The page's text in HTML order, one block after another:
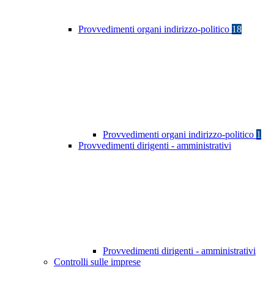
Provvedimenti organi indirizzo-politico 18
Provvedimenti organi indirizzo-politico 1
Provvedimenti dirigenti - amministrativi
Provvedimenti dirigenti - amministrativi
Controlli sulle imprese